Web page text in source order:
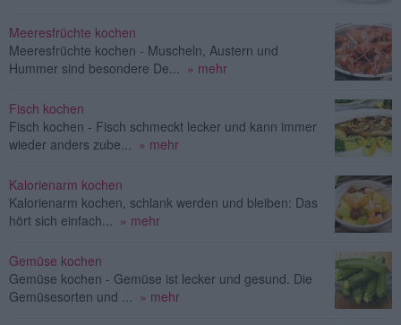
Meeresfrüchte kochen
Meeresfrüchte kochen - Muscheln, Austern und
Hummer sind besondere De...
» mehr
Fisch kochen
Fisch kochen - Fisch schmeckt lecker und kann immer
wieder anders zube...
» mehr
Kalorienarm kochen
Kalorienarm kochen, schlank werden und bleiben: Das
hört sich einfach...
» mehr
Gemüse kochen
Gemüse kochen - Gemüse ist lecker und gesund. Die
Gemüsesorten und ...
» mehr